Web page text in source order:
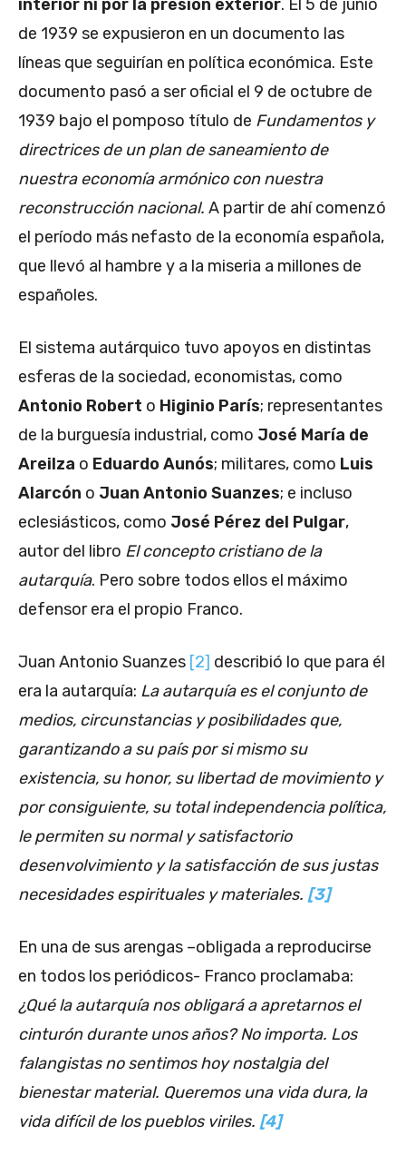
interior ni por la presión exterior. El 5 de junio
de 1939 se expusieron en un documento las
líneas que seguirían en política económica. Este
documento pasó a ser oficial el 9 de octubre de
1939 bajo el pomposo título de Fundamentos y
directrices de un plan de saneamiento de
nuestra economía armónico con nuestra
reconstrucción nacional. A partir de ahí comenzó
el período más nefasto de la economía española,
que llevó al hambre y a la miseria a millones de
españoles.
El sistema autárquico tuvo apoyos en distintas
esferas de la sociedad, economistas, como
Antonio Robert o Higinio París; representantes
de la burguesía industrial, como José María de
Areilza o Eduardo Aunós; militares, como Luis
Alarcón o Juan Antonio Suanzes; e incluso
eclesiásticos, como José Pérez del Pulgar,
autor del libro El concepto cristiano de la
autarquía. Pero sobre todos ellos el máximo
defensor era el propio Franco.
Juan Antonio Suanzes [2] describió lo que para él
era la autarquía: La autarquía es el conjunto de
medios, circunstancias y posibilidades que,
garantizando a su país por si mismo su
existencia, su honor, su libertad de movimiento y
por consiguiente, su total independencia política,
le permiten su normal y satisfactorio
desenvolvimiento y la satisfacción de sus justas
necesidades espirituales y materiales. [3]
En una de sus arengas –obligada a reproducirse
en todos los periódicos- Franco proclamaba:
¿Qué la autarquía nos obligará a apretarnos el
cinturón durante unos años? No importa. Los
falangistas no sentimos hoy nostalgia del
bienestar material. Queremos una vida dura, la
vida difícil de los pueblos viriles. [4]